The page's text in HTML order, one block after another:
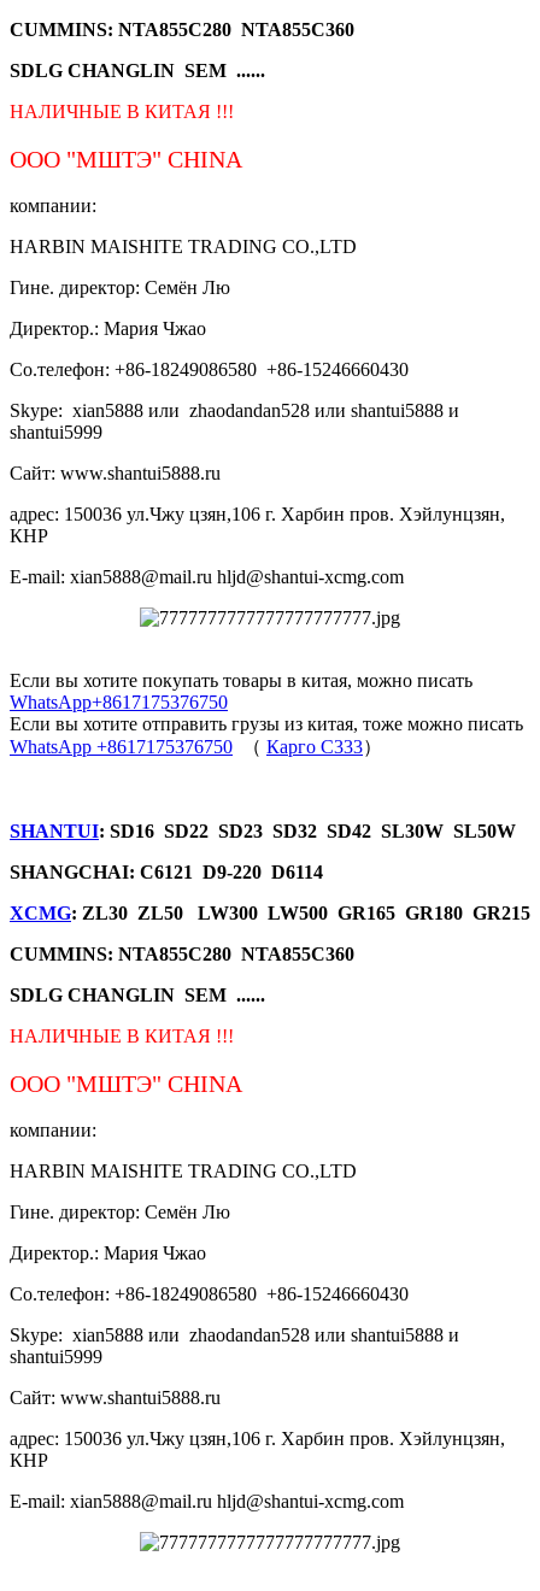
CUMMINS: NTA855C280 NTA855C360
SDLG CHANGLIN SEM ......
НАЛИЧНЫЕ В КИТАЯ !!!
ООО "МШТЭ" CHINA
компании:
HARBIN MAISHITE TRADING CO.,LTD
Гине. директор: Семён Лю
Директор.: Мария Чжао
Со.телефон: +86-18249086580 +86-15246660430
Skype: xian5888 или zhaodandan528 или shantui5888 и
shantui5999
Сайт: www.shantui5888.ru
адрес: 150036 ул.Чжу цзян,106 г. Харбин пров. Хэйлунцзян,
КНР
E-mail: xian5888@mail.ru hljd@shantui-xcmg.com
Если вы хотите покупать товары в китая, можно писать
WhatsApp+8617175376750
Если вы хотите отправить грузы из китая, тоже можно писать
WhatsApp +8617175376750 （ Карго C333）
SHANTUI: SD16 SD22 SD23 SD32 SD42 SL30W SL50W
SHANGCHAI: C6121 D9-220 D6114
XCMG: ZL30 ZL50 LW300 LW500 GR165 GR180 GR215
CUMMINS: NTA855C280 NTA855C360
SDLG CHANGLIN SEM ......
НАЛИЧНЫЕ В КИТАЯ !!!
ООО "МШТЭ" CHINA
компании:
HARBIN MAISHITE TRADING CO.,LTD
Гине. директор: Семён Лю
Директор.: Мария Чжао
Со.телефон: +86-18249086580 +86-15246660430
Skype: xian5888 или zhaodandan528 или shantui5888 и
shantui5999
Сайт: www.shantui5888.ru
адрес: 150036 ул.Чжу цзян,106 г. Харбин пров. Хэйлунцзян,
КНР
E-mail: xian5888@mail.ru hljd@shantui-xcmg.com